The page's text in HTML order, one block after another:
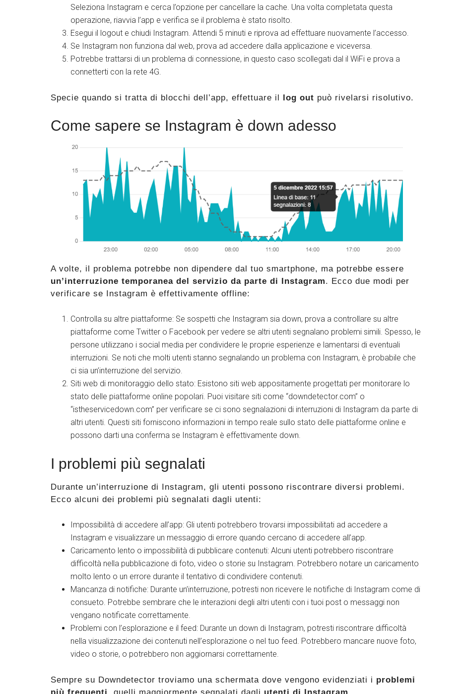
Seleziona Instagram e cerca l’opzione per cancellare la cache. Una volta completata questa
operazione, riavvia l’app e verifica se il problema è stato risolto.
Esegui il logout e chiudi Instagram. Attendi 5 minuti e riprova ad effettuare nuovamente l’accesso.
Se Instagram non funziona dal web, prova ad accedere dalla applicazione e viceversa.
Potrebbe trattarsi di un problema di connessione, in questo caso scollegati dal il WiFi e prova a
connetterti con la rete 4G.
Specie quando si tratta di blocchi dell’app, effettuare il log out può rivelarsi risolutivo.
Come sapere se Instagram è down adesso
A volte, il problema potrebbe non dipendere dal tuo smartphone, ma potrebbe essere
un’interruzione temporanea del servizio da parte di Instagram. Ecco due modi per
verificare se Instagram è effettivamente offline:
Controlla su altre piattaforme: Se sospetti che Instagram sia down, prova a controllare su altre
piattaforme come Twitter o Facebook per vedere se altri utenti segnalano problemi simili. Spesso, le
persone utilizzano i social media per condividere le proprie esperienze e lamentarsi di eventuali
interruzioni. Se noti che molti utenti stanno segnalando un problema con Instagram, è probabile che
ci sia un’interruzione del servizio.
Siti web di monitoraggio dello stato: Esistono siti web appositamente progettati per monitorare lo
stato delle piattaforme online popolari. Puoi visitare siti come “downdetector.com” o
“istheservicedown.com” per verificare se ci sono segnalazioni di interruzioni di Instagram da parte di
altri utenti. Questi siti forniscono informazioni in tempo reale sullo stato delle piattaforme online e
possono darti una conferma se Instagram è effettivamente down.
I problemi più segnalati
Durante un’interruzione di Instagram, gli utenti possono riscontrare diversi problemi.
Ecco alcuni dei problemi più segnalati dagli utenti:
Impossibilità di accedere all’app: Gli utenti potrebbero trovarsi impossibilitati ad accedere a
Instagram e visualizzare un messaggio di errore quando cercano di accedere all’app.
Caricamento lento o impossibilità di pubblicare contenuti: Alcuni utenti potrebbero riscontrare
difficoltà nella pubblicazione di foto, video o storie su Instagram. Potrebbero notare un caricamento
molto lento o un errore durante il tentativo di condividere contenuti.
Mancanza di notifiche: Durante un’interruzione, potresti non ricevere le notifiche di Instagram come di
consueto. Potrebbe sembrare che le interazioni degli altri utenti con i tuoi post o messaggi non
vengano notificate correttamente.
Problemi con l’esplorazione e il feed: Durante un down di Instagram, potresti riscontrare difficoltà
nella visualizzazione dei contenuti nell’esplorazione o nel tuo feed. Potrebbero mancare nuove foto,
video o storie, o potrebbero non aggiornarsi correttamente.
Sempre su Downdetector troviamo una schermata dove vengono evidenziati i problemi